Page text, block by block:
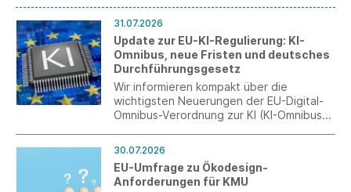
31.07.2026
Update zur EU-KI-Regulierung: KI-
Omnibus, neue Fristen und deutsches
Durchführungsgesetz
Wir informieren kompakt über die
wichtigsten Neuerungen der EU-Digital-
Omnibus-Verordnung zur KI (KI-Omnibus)
Verordnung (KI-VO)
30.07.2026
EU-Umfrage zu Ökodesign-
Anforderungen für KMU